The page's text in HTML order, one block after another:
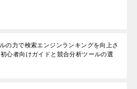
の力で検索エンジンランキングを向上さ
心者向けガイドと競合分析ツールの選